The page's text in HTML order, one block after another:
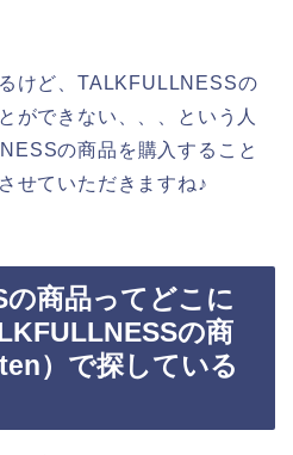
けど、TALKFULLNESSの
ができない、、、という人
の商品を購入すること
せていただきますね♪
商品ってどこに
の商
）で探している